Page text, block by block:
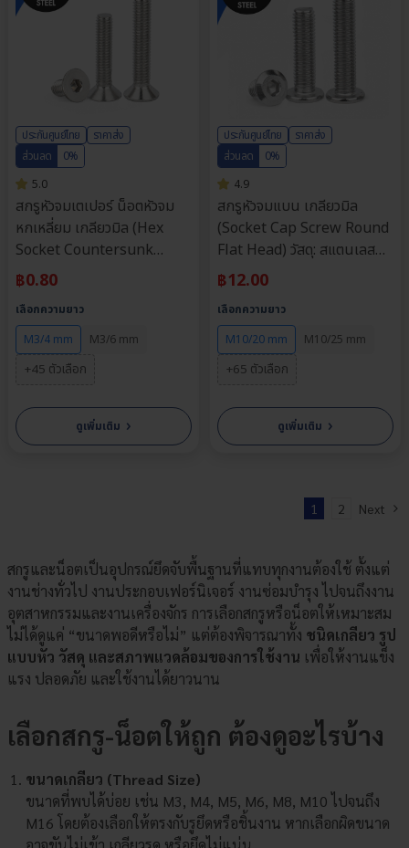
ประกันศูนย์ไทย
ราคาส่ง
ส่วนลด
0%
5.0
สกรูหัวจมเตเปอร์ น็อตหัวจม
หกเหลี่ยม เกลียวมิล (Hex
Socket Countersunk
Screw) วัสดุ: สแตนเลส 304 |
ขนาด M3, M4, M5, M6 |
ความยาว: 4-70 มม. | จำหน่าย
ราคาต่อตัว
฿0.80
เลือกความยาว
M3/4 mm
M3/6 mm
+45 ตัวเลือก
ดูเพิ่มเติม ›
ประกันศูนย์ไทย
ราคาส่ง
ส่วนลด
0%
4.9
สกรูหัวจมแบน เกลียวมิล
(Socket Cap Screw Round
Flat Head) วัสดุ: สแตนเลส
304 | ขนาด M3, M4, M5,
M6, M8, M10 | ความยาว: 4-
90 มม. | จำหน่ายราคาต่อตัว
฿12.00
เลือกความยาว
M10/20 mm
M10/25 mm
+65 ตัวเลือก
ดูเพิ่มเติม ›
1 2 Next
สกรูและน็อตเป็นอุปกรณ์ยึดจับพื้นฐานที่แทบทุกงานต้องใช้ ตั้งแต่
งานช่างทั่วไป งานประกอบเฟอร์นิเจอร์ งานซ่อมบำรุง ไปจนถึงงาน
อุตสาหกรรมและงานเครื่องจักร การเลือกสกรูหรือน็อตให้เหมาะสม
ไม่ได้ดูแค่ “ขนาดพอดีหรือไม่” แต่ต้องพิจารณาทั้ง ชนิดเกลียว รูป
แบบหัว วัสดุ และสภาพแวดล้อมของการใช้งาน เพื่อให้งานแข็ง
แรง ปลอดภัย และใช้งานได้ยาวนาน
เลือกสกรู-น็อตให้ถูก ต้องดูอะไรบ้าง
ขนาดเกลียว (Thread Size)
ขนาดที่พบได้บ่อย เช่น M3, M4, M5, M6, M8, M10 ไปจนถึง
M16 โดยต้องเลือกให้ตรงกับรูยึดหรือชิ้นงาน หากเลือกผิดขนาด